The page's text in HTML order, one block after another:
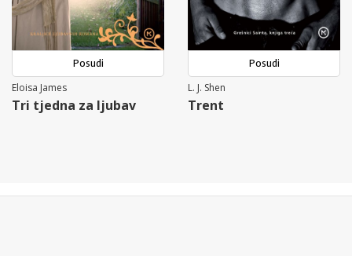
Posudi
Eloisa James
Tri tjedna za ljubav
Posudi
L. J. Shen
Trent